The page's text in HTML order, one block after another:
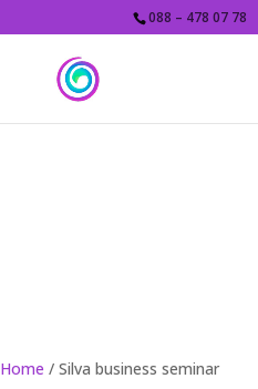
088 – 478 07 78
Home / Silva business seminar